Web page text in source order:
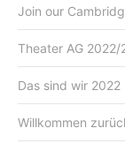
Join our
Theater AG 2022/
Das sind wir 2022
Willkommen